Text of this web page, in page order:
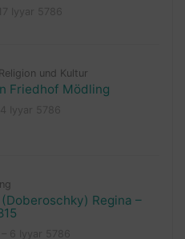
Religion und Kultur
Friedhof Mödling
Regina –